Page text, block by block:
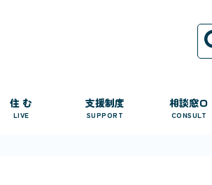
住 む
LIVE
支援制度
SUPPORT
相談窓口
CONSULT